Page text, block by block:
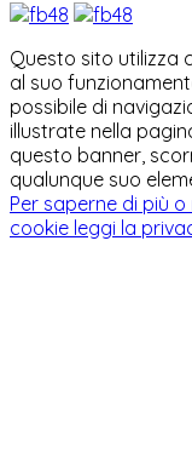
Questo sito utilizza
al suo
possibile di
illustrate nella
questo banner,
qualunque suo
Per saperne di più
cookie leggi la